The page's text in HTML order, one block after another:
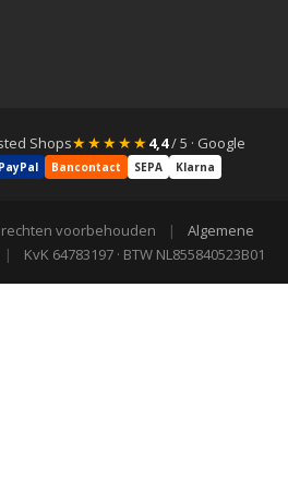
Shops★★★★★4,4/ 5 · Google
PayPal Bancontact SEPA Klarna
rechten voorbehouden |
Algemene
| KvK 64783197 · BTW NL855840523B01